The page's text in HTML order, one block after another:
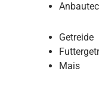
Getreide
Mais